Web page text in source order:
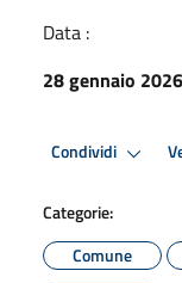
Data :
28 gennaio 2026
Condividi
Categorie:
Comune